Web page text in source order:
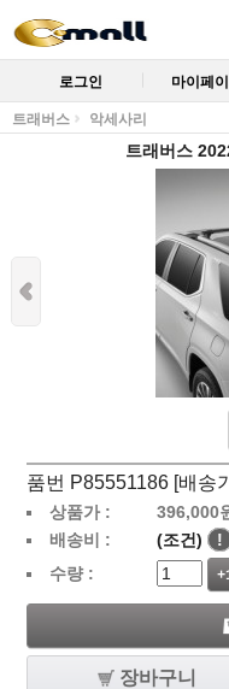
로그인 마이페
트래버스 악세사리
트래버스
품번 P85551186 [배송
상품가 : 396,000
배송비 :
(조건) !
수량 :
장바구니